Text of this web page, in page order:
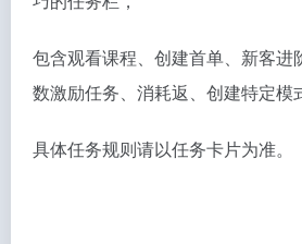
包含观看课程、创建首单、新客进
数激励任务、消耗返、创建特定模
具体任务规则请以任务卡片为准。